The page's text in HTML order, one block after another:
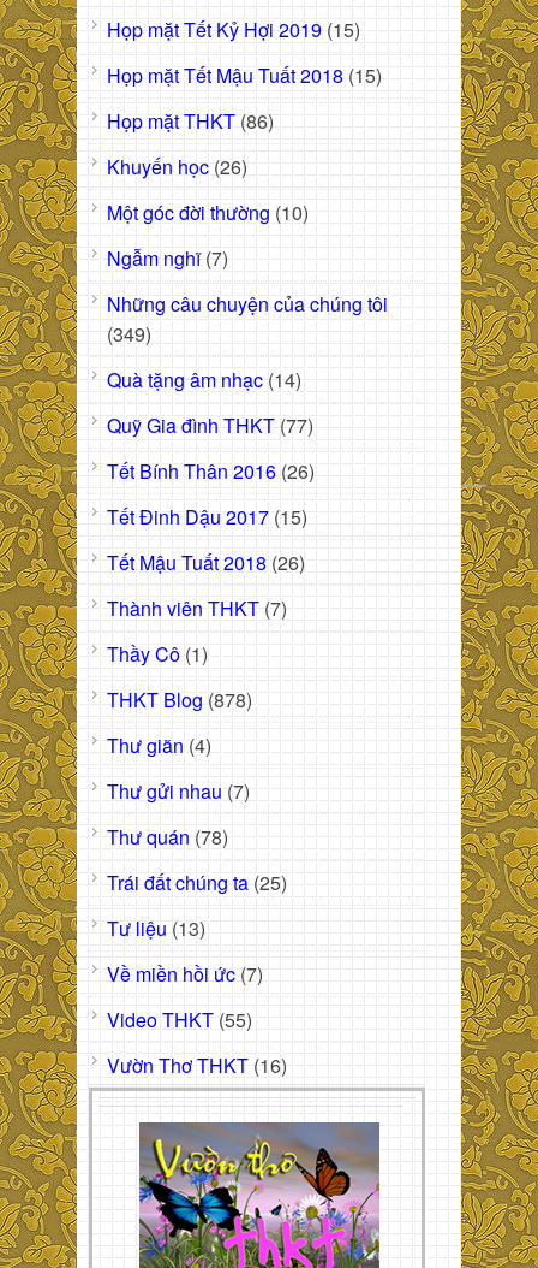
Họp mặt Tết Kỷ Hợi 2019 (15)
Họp mặt Tết Mậu Tuất 2018 (15)
Họp mặt THKT (86)
Khuyến học (26)
Một góc đời thường (10)
Ngẫm nghĩ(7)
Những câu chuyện của chúng tôi
(349)
Quà tặng âm nhạc (14)
Quỹ Gia đình THKT (77)
Tết Bính Thân 2016 (26)
Tết Đinh Dậu 2017 (15)
Tết Mậu Tuất 2018 (26)
Thành viên THKT (7)
Thầy Cô (1)
THKT Blog (878)
Thư giãn (4)
Thư gửi nhau (7)
Thư quán (78)
Trái đất chúng ta (25)
Tư liệu (13)
Về miền hồi ức (7)
Video THKT (55)
Vườn Thơ THKT (16)